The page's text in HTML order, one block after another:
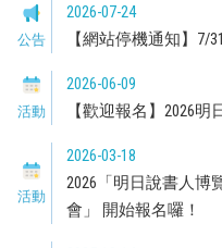
公告
2026-07-24
【網站停機通知】7/
活動
2026-06-09
【歡迎報名】2026
活動
2026-03-18
2026「明日說書人博
會」 開始報名囉！